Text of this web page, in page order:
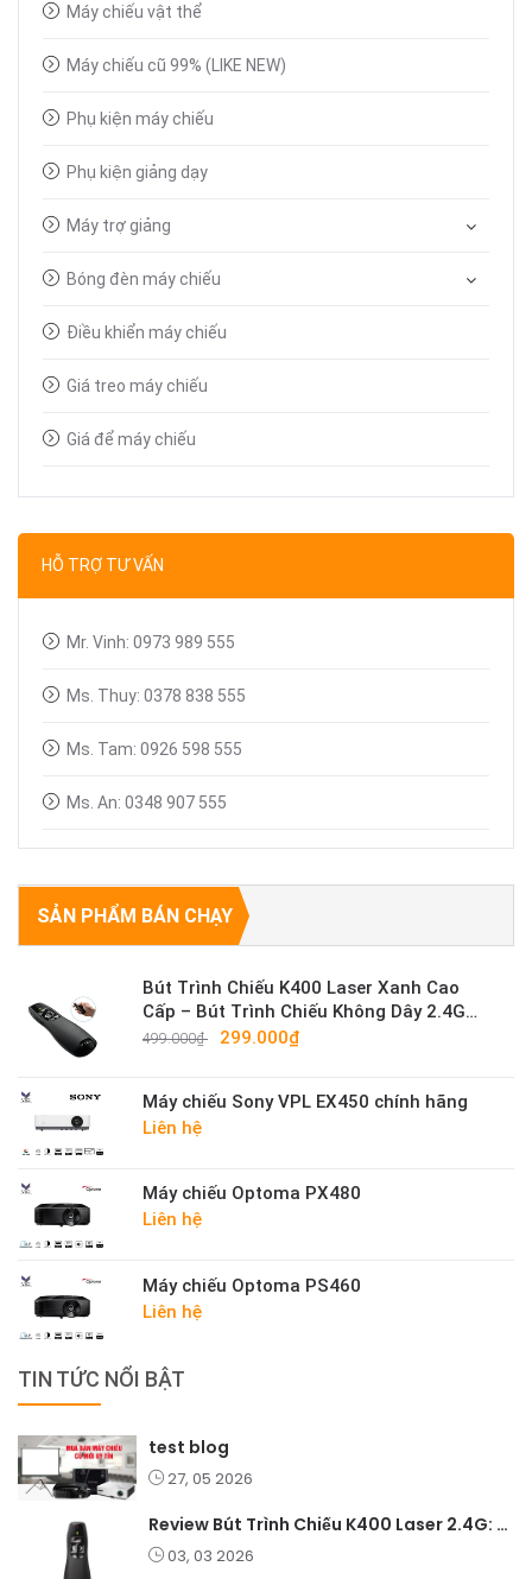
Máy chiếu vật thể
Máy chiếu cũ 99% (LIKE NEW)
Phụ kiện máy chiếu
Phụ kiện giảng dạy
Máy trợ giảng
Bóng đèn máy chiếu
Điều khiển máy chiếu
Giá treo máy chiếu
Giá để máy chiếu
Bút trình chiếu
Linh kiện máy chiếu
HỖ TRỢ TƯ VẤN
Mr. Vinh: 0973 989 555
Ms. Thuy: 0378 838 555
Ms. Tam: 0926 598 555
Ms. An: 0348 907 555
SẢN PHẨM BÁN CHẠY
Bút Trình Chiếu K400 Laser Xanh Cao
Cấp – Bút Trình Chiếu Không Dây 2.4G
Sáng Mạnh
499.000₫ 299.000₫
Máy chiếu Sony VPL EX450 chính hãng
Liên hệ
Máy chiếu Optoma PX480
Liên hệ
Máy chiếu Optoma PS460
Liên hệ
TIN TỨC NỔI BẬT
test blog
27, 05 2026
Review Bút Trình Chiếu K400 Laser 2.4G: Nhỏ Gọn, Ổn Định, Lý Tưởng Cho Giáo Viên Và Doanh Nghiệp
03, 03 2026